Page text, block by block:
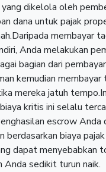
dikelola oleh
dana untuk pajak
membayar
Anda melakukan
bagian dari
kemudian membayar
mereka jatuh
kritis ini selalu
escrow Anda
berdasarkan biaya
dapat menyebabkan
Anda sedikit turun naik.